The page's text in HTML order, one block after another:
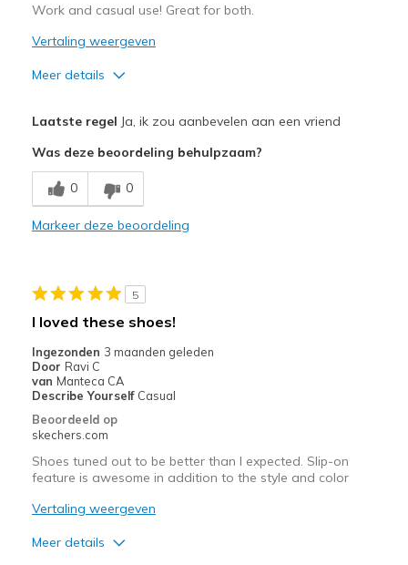
Work and casual use! Great for both.
Vertaling weergeven
Meer details
Comfortable
Stylish
Going Out
Width
Sizing
Feels true to size
View On Shoes
Laatste regel Ja, ik zou aanbevelen aan een vriend
Was deze beoordeling behulpzaam?
0 0
Markeer deze beoordeling
5
I loved these shoes!
Ingezonden 3 maanden geleden
Door Ravi C
van Manteca CA
Describe Yourself Casual
Beoordeeld op
skechers.com
Shoes tuned out to be better than I expected. Slip-on
feature is awesome in addition to the style and color
Vertaling weergeven
Meer details